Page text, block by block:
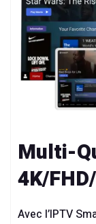
Multi-
4K/
Avec l’IPTV